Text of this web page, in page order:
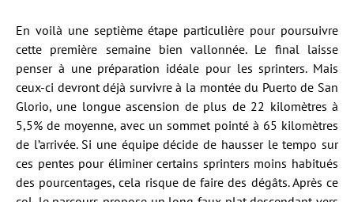
En voilà une septième étape particulière pour poursuivre
cette première semaine bien vallonnée. Le final laisse
penser à une préparation idéale pour les sprinters. Mais
ceux-ci devront déjà survivre à la montée du Puerto de San
Glorio, une longue ascension de plus de 22 kilomètres à
5,5% de moyenne, avec un sommet pointé à 65 kilomètres
de l’arrivée. Si une équipe décide de hausser le tempo sur
ces pentes pour éliminer certains sprinters moins habitués
des pourcentages, cela risque de faire des dégâts. Après ce